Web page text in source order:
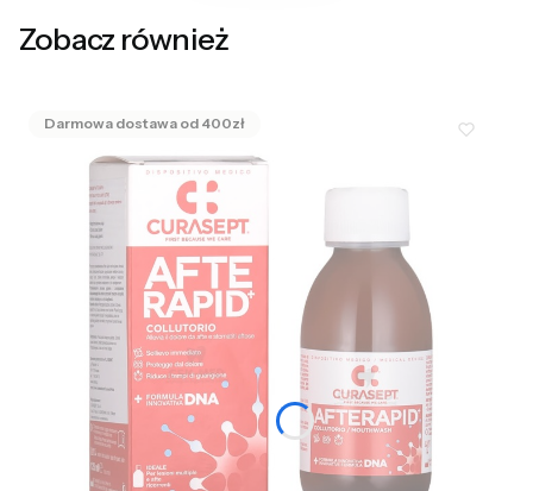
Zobacz również